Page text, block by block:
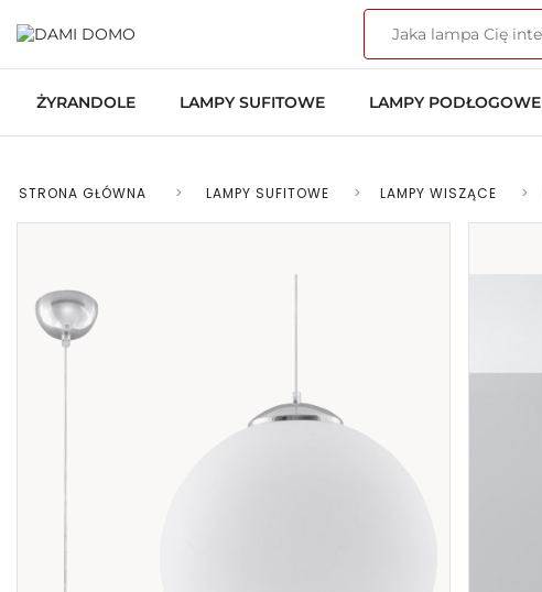
ŻYRANDOLE LAMPY SUFITOWE LAMPY PODŁOGOWE
STRONA GŁÓWNA > LAMPY SUFITOWE > LAMPY WISZĄCE >